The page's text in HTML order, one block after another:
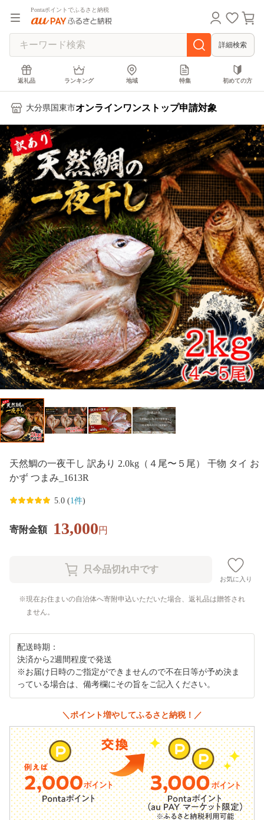
Pontaポイントでふるさと納税
詳細検索
返礼品 ランキング 地域 特集 初めての方
大分県国東市オンラインワンストップ申請対象
天然鯛の一夜干し 訳あり 2.0kg（４尾〜５尾） 干物 タイ お
かず つまみ_1613R
5.0 (1件)
寄附金額 13,000円
お気に入り
現在お住まいの自治体へ寄附申込いただいた場合、返礼品は贈答され
ません。
配送時期：
決済から2週間程度で発送
※お届け日時のご指定ができませんので不在日等が予め決ま
っている場合は、備考欄にその旨をご記入ください。
＼ポイント増やしてふるさと納税！／